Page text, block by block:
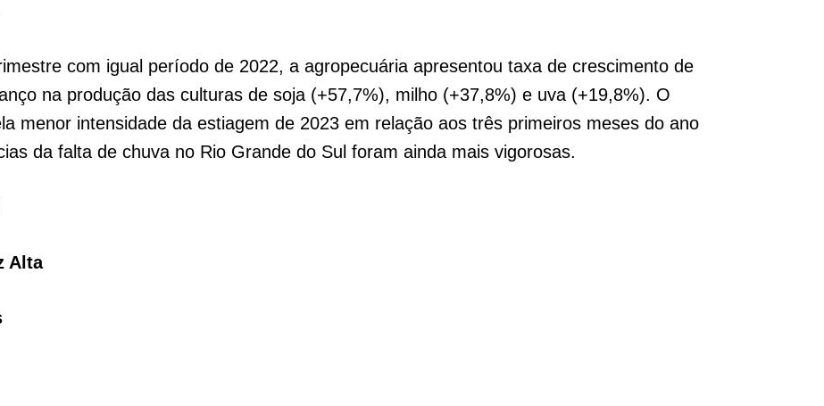
com igual período de 2022, a agropecuária apresentou taxa de crescimento de
na produção das culturas de soja (+57,7%), milho (+37,8%) e uva (+19,8%). O
menor intensidade da estiagem de 2023 em relação aos três primeiros meses do ano
da falta de chuva no Rio Grande do Sul foram ainda mais vigorosas.
Alta